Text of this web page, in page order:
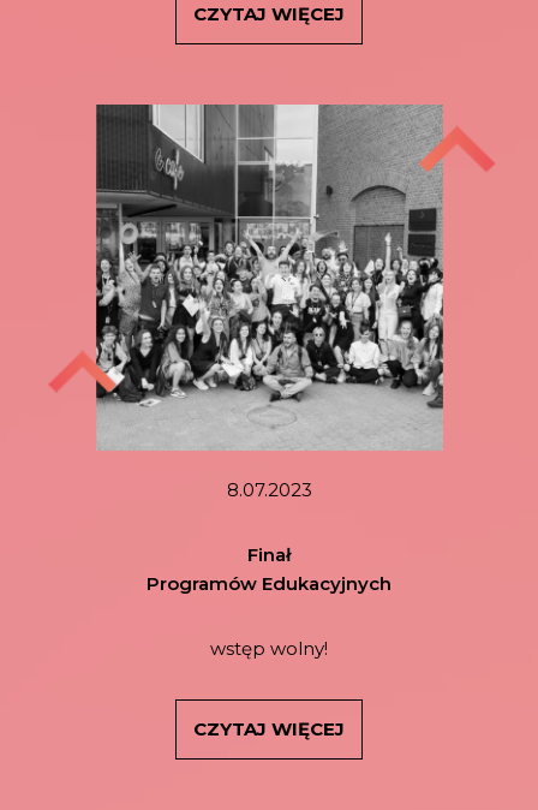
CZYTAJ WIĘCEJ
8.07.2023
Finał
Programów Edukacyjnych
wstęp wolny!
CZYTAJ WIĘCEJ